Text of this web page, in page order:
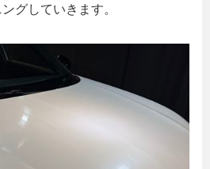
グしていきます。